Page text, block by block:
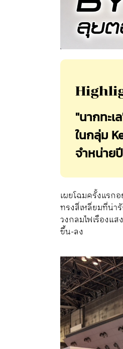
"นากทะ
ในกลุ่ม
จำหน่าย
เผยโฉมครั้งแรก
ทรงสี่เหลี่ยมที่น่า
วงกลมไฟเรืองแ
ขึ้น-ลง